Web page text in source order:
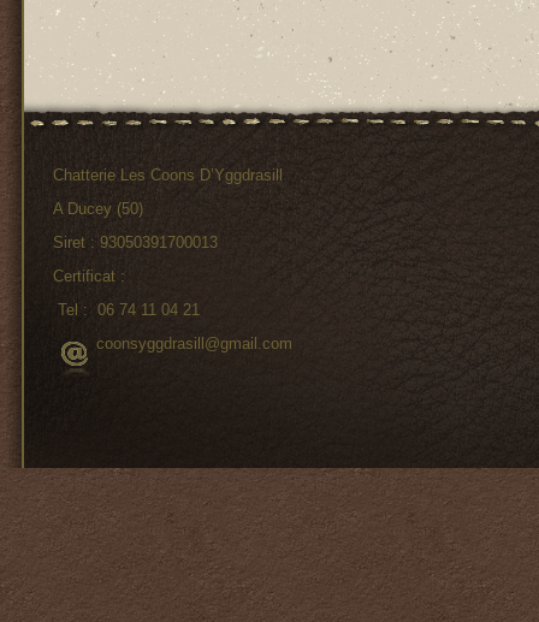
Chatterie Les Coons D’Yggdrasill
A Ducey (50)
Siret : 93050391700013
Certificat :
Tel : 06 74 11 04 21
coonsyggdrasill@gmail.com